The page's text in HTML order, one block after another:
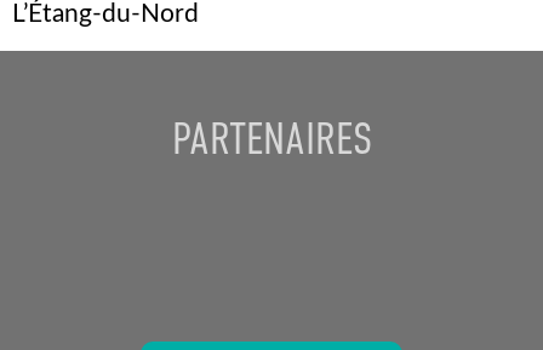
L’Étang-du-Nord
PARTENAIRES